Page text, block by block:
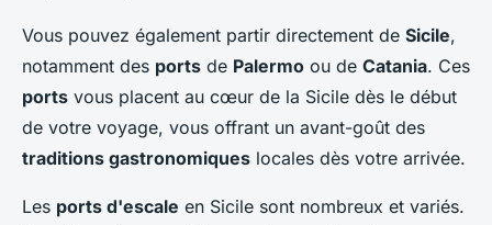
Vous pouvez également partir directement de Sicile,
notamment des ports de Palermo ou de Catania. Ces
ports vous placent au cœur de la Sicile dès le début
de votre voyage, vous offrant un avant-goût des
traditions gastronomiques locales dès votre arrivée.
Les ports d'escale en Sicile sont nombreux et variés.